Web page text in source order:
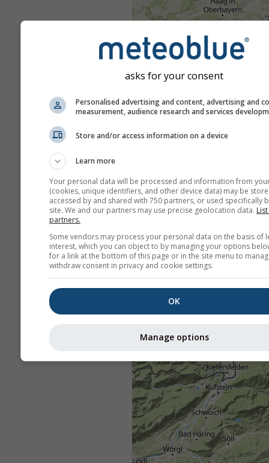
asks for your consent
Personalised advertising and content, advertising and
measurement, audience research and services
Store and/or access information on a device
Learn more
Your personal data will be processed and information from
(cookies, unique identifiers, and other device data) may be
accessed by and shared with 750 partners, or used specifically
site. We and our partners may use precise geolocation data.
partners.
Some vendors may process your personal data on the basis of
interest, which you can object to by managing your options
for a link at the bottom of this page or in the site menu to
withdraw consent in privacy and cookie settings.
OK
Manage options